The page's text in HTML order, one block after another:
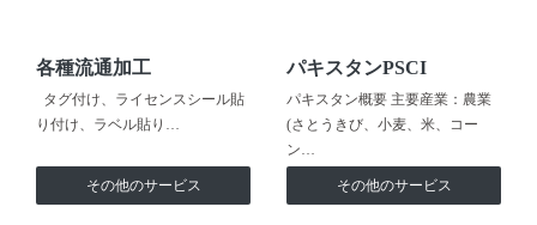
各種流通加工
タグ付け、ライセンスシール貼
り付け、ラベル貼り…
その他のサービス
パキスタンPSCI
パキスタン概要 主要産業：農業
(さとうきび、小麦、米、コー
ン…
その他のサービス